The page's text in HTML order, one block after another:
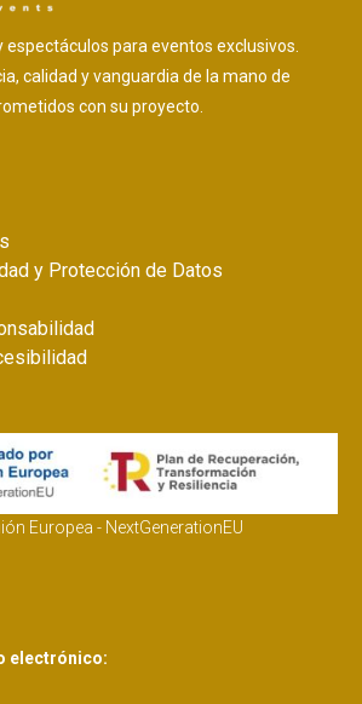
para eventos exclusivos.
calidad y vanguardia de la mano de
con su proyecto.
y Protección de Datos
Europea - NextGenerationEU
electrónico: